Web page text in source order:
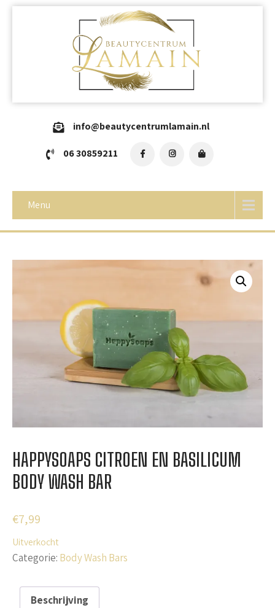
info@beautycentrumlamain.nl
06 30859211
Menu
HAPPYSOAPS CITROEN EN BASILICUM
BODY WASH BAR
€7,99
Uitverkocht
Categorie: Body Wash Bars
Beschrijving